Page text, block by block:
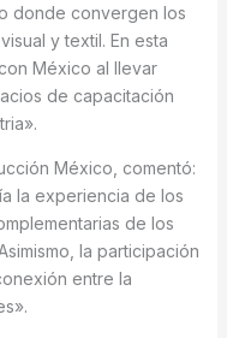
donde convergen los
y textil. En esta
México al llevar
de capacitación
México, comentó:
la experiencia de los
de los
la participación
entre la